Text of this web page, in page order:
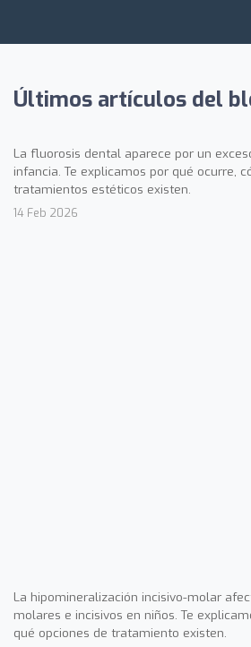
Últimos artículos del
La fluorosis dental aparece por un
infancia. Te explicamos por qué ocurre,
tratamientos estéticos existen.
14 Feb 2026
La hipomineralización incisivo-molar
molares e incisivos en niños. Te
qué opciones de tratamiento existen.